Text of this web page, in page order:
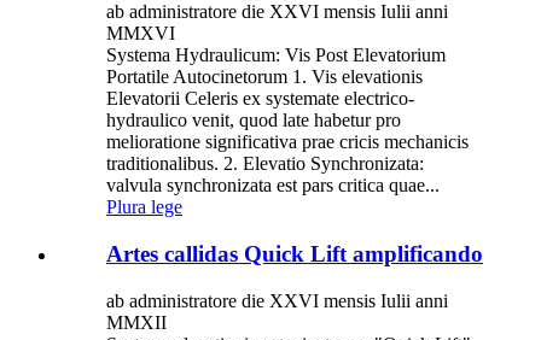
ab administratore die XXVI mensis Iulii anni
MMXVI
Systema Hydraulicum: Vis Post Elevatorium
Portatile Autocinetorum 1. Vis elevationis
Elevatorii Celeris ex systemate electrico-
hydraulico venit, quod late habetur pro
melioratione significativa prae cricis mechanicis
traditionalibus. 2. Elevatio Synchronizata:
valvula synchronizata est pars critica quae...
Plura lege
Artes callidas Quick Lift amplificando
ab administratore die XXVI mensis Iulii anni
MMXII